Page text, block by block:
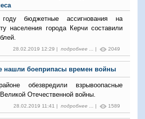
бюджетные ассигнования на
населения города Керчи составили
28.02.2019 12:29 | подробнее ... | 2049
нашли боеприпасы времен войны
обезвредили взрывоопасные
Отечественной войны.
28.02.2019 11:41 | подробнее ... | 1589